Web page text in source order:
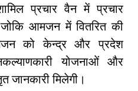
प्रचार वैन में प्रचार
जोकि आमजन में वितरित की
को केन्द्र और प्रदेश
योजनाओं और
जानकारी मिलेगी।